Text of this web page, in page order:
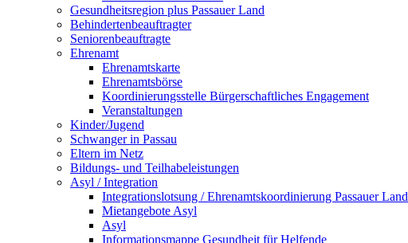
Gesundheitsregion plus Passauer Land
Behindertenbeauftragter
Seniorenbeauftragte
Ehrenamt
Ehrenamtskarte
Ehrenamtsbörse
Koordinierungsstelle Bürgerschaftliches Engagement
Veranstaltungen
Kinder/Jugend
Schwanger in Passau
Eltern im Netz
Bildungs- und Teilhabeleistungen
Asyl / Integration
Integrationslotsung / Ehrenamtskoordinierung Passauer Land
Mietangebote Asyl
Asyl
Informationsmappe Gesundheit für Helfende